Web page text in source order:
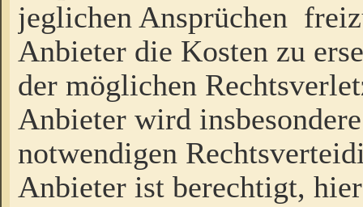
jeglichen Ansprüchen
Anbieter die Kosten zu
der möglichen
Anbieter wird
notwendigen
Anbieter ist berechtigt,